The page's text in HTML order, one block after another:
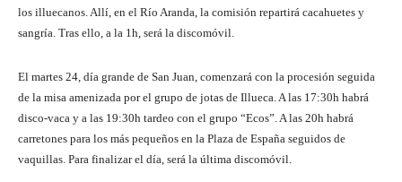
los illuecanos. Allí, en el Río Aranda, la comisión repartirá cacahuetes y
sangría. Tras ello, a la 1h, será la discomóvil.
El martes 24, día grande de San Juan, comenzará con la procesión seguida
de la misa amenizada por el grupo de jotas de Illueca. A las 17:30h habrá
disco-vaca y a las 19:30h tardeo con el grupo “Ecos”. A las 20h habrá
carretones para los más pequeños en la Plaza de España seguidos de
vaquillas. Para finalizar el día, será la última discomóvil.